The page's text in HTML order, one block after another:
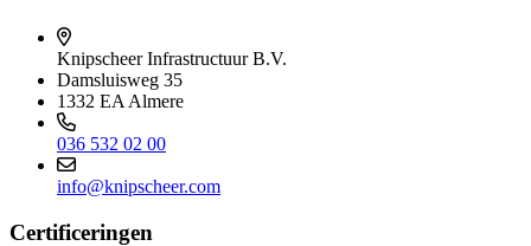
Knipscheer Infrastructuur B.V.
Damsluisweg 35
1332 EA Almere
036 532 02 00
info@knipscheer.com
Certificeringen